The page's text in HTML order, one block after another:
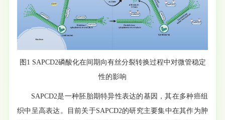
图1 SAPCD2磷酸化在间期向有丝分裂转换过程中对微管稳定
性的影响
SAPCD2是一种胚胎期特异性表达的基因，其在多种癌组
织中呈高表达。目前关于SAPCD2的研究主要集中在其作为肿